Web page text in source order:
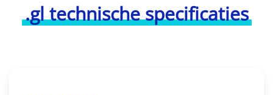
.gl technische specificaties